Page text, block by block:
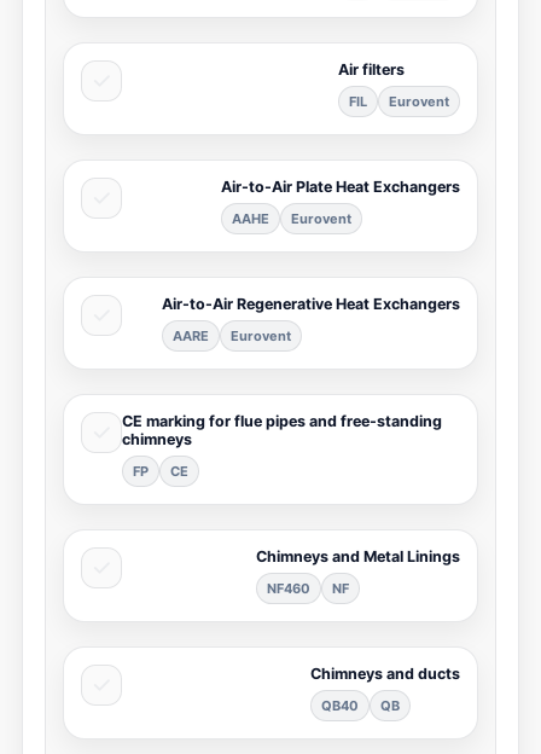
Air filters
Eurovent
FIL
Air-to-Air Plate Heat Exchangers
Eurovent
AAHE
Air-to-Air Regenerative Heat Exchangers
Eurovent
AARE
CE marking for flue pipes and free-standing
chimneys
FP
Chimneys and Metal Linings
NF460
Chimneys and ducts
QB40